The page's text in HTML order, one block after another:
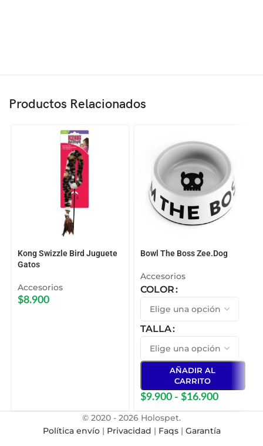
Productos Relacionados
Kong Swizzle Bird Juguete
Gatos
Accesorios
$8.900
Bowl The Boss Zee.Dog
Accesorios
COLOR
TALLA
AÑADIR AL
CARRITO
$9.900 - $16.900
© 2020 - 2026 Holospet.
Política envío| Privacidad | Faqs| Garantía